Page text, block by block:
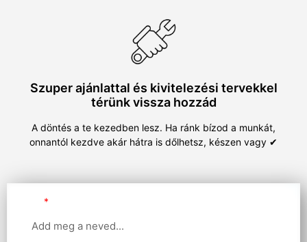
Szuper ajánlattal és kivitelezési tervekkel
térünk vissza hozzád
A döntés a te kezedben lesz. Ha ránk bízod a munkát,
onnantól kezdve akár hátra is dőlhetsz, készen vagy ✔